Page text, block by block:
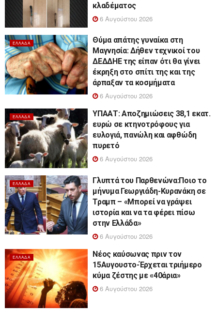
κλαδέματος
6 Αυγούστου 2026
ΕΛΛΆΔΑ
Θύμα απάτης γυναίκα στη
Μαγνησία: Δήθεν τεχνικοί του
ΔΕΔΔΗΕ της είπαν ότι θα γίνει
έκρηξη στο σπίτι της και της
άρπαξαν τα κοσμήματα
6 Αυγούστου 2026
ΕΛΛΆΔΑ
ΥΠΑΑΤ: Αποζημιώσεις 38,1 εκατ.
ευρώ σε κτηνοτρόφους για
ευλογιά, πανώλη και αφθώδη
πυρετό
6 Αυγούστου 2026
ΕΛΛΆΔΑ
Γλυπτά του Παρθενώνα:Ποιο το
μήνυμα Γεωργιάδη-Κυρανάκη σε
Τραμπ – «Μπορεί να γράψει
ιστορία και να τα φέρει πίσω
στην Ελλάδα»
6 Αυγούστου 2026
ΕΛΛΆΔΑ
Νέος καύσωνας πριν τον
15Αυγουστο-Έρχεται τριήμερο
κύμα ζέστης με «40άρια»
6 Αυγούστου 2026